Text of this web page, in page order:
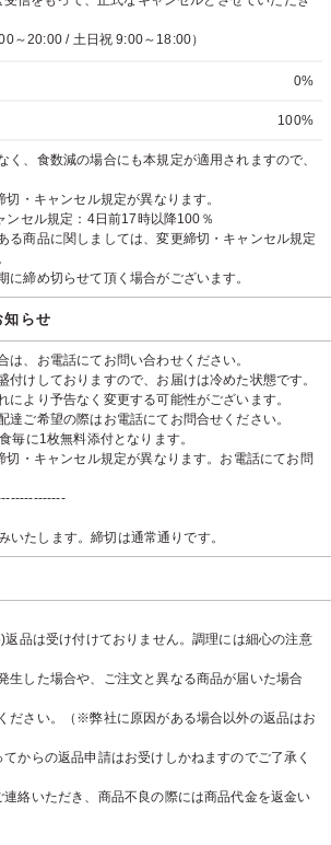
～20:00 / 土日祝 9:00～18:00）
0%
100%
、食数減の場合にも本規定が適用されますので、
・キャンセル規定が異なります。
セル規定：4日前17時以降100％
る商品に関しましては、変更締切・キャンセル規定
締め切らせて頂く場合がございます。
知らせ
は、お電話にてお問い合わせください。
付けしておりますので、お届けは冷めた状態です。
により予告なく変更する可能性がございます。
達ご希望の際はお電話にてお問合せください。
毎に1枚無料添付となります。
切・キャンセル規定が異なります。お電話にてお問
いたします。締切は通常通りです。
品は受け付けておりません。調理には細心の注意
生した場合や、ご注文と異なる商品が届いた場合
ださい。（※弊社に原因がある場合以外の返品はお
からの返品申請はお受けしかねますのでご了承く
絡いただき、商品不良の際には商品代金を返金い